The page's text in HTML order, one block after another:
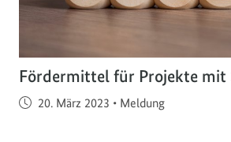
Fördermittel für Projekte mit
Veröffentlicht am
20. März 2023 • Meldung